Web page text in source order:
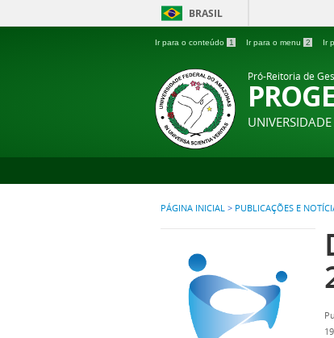
BRASIL
Ir para o conteúdo 1 Ir para o menu 2 Ir
Pró-Reitoria de
PÁGINA INICIAL > PUBLICAÇÕES E